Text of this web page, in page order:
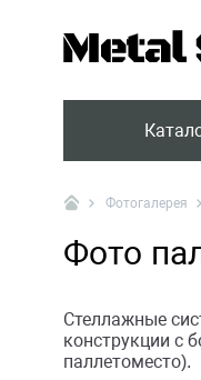
Фотогалерея
Фото
Стеллажные
конструкции с
паллетоместо).